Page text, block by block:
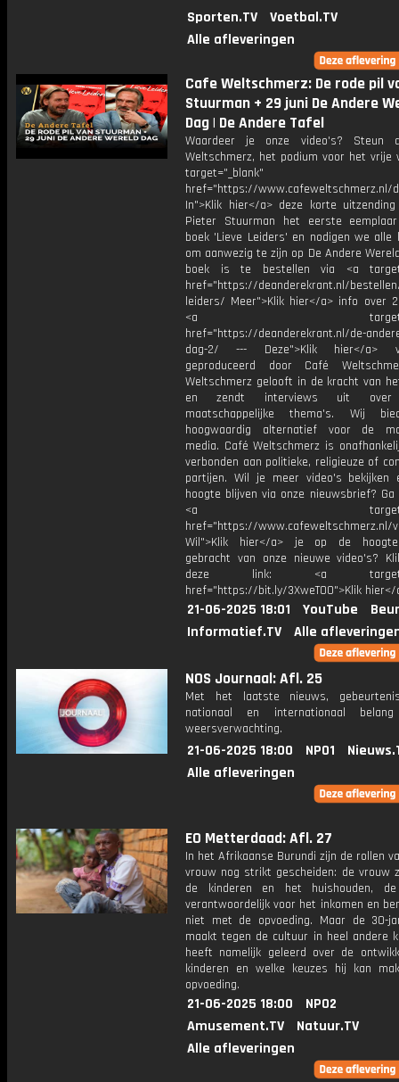
Sporten.TV
Voetbal.TV
Alle afleveringen
Cafe Weltschmerz: De rode pil
Stuurman + 29 juni De Andere
Dag | De Andere Tafel
Waardeer je onze video's? Steun
Weltschmerz, het podium voor het vrije
target="_blank"
href="https://www.cafeweltschmerz.nl/
In">Klik hier</a> deze korte
Pieter Stuurman het eerste
boek 'Lieve Leiders' en nodigen we alle
om aanwezig te zijn op De Andere
boek is te bestellen via <a
href="https://deanderekrant.nl/
leiders/ Meer">Klik hier</a> info over
<a
href="https://deanderekrant.nl/de-
dag-2/ --- Deze">Klik hier</a>
geproduceerd door Café
Weltschmerz gelooft in de kracht van
en zendt interviews uit over
maatschappelijke thema's. Wij
hoogwaardig alternatief voor de
media. Café Weltschmerz is
verbonden aan politieke, religieuze of
partijen. Wil je meer video's bekijken
hoogte blijven via onze nieuwsbrief? Ga
<a
href="https://www.cafeweltschmerz.nl/
Wil">Klik hier</a> je op de
gebracht van onze nieuwe video's?
deze link: <a
href="https://bit.ly/3XweTO0">Klik hier</
21-06-2025 18:01 YouTube
Informatief.TV
Alle
NOS Journaal: Afl. 25
Met het laatste nieuws,
nationaal en internationaal
weersverwachting.
21-06-2025 18:00 NPO1
Alle afleveringen
EO Metterdaad: Afl. 27
In het Afrikaanse Burundi zijn de rollen
vrouw nog strikt gescheiden: de vrouw
de kinderen en het huishouden,
verantwoordelijk voor het inkomen en
niet met de opvoeding. Maar de 30-
maakt tegen de cultuur in heel andere
heeft namelijk geleerd over de
kinderen en welke keuzes hij kan
opvoeding.
21-06-2025 18:00
NPO2
Amusement.TV
Natuur.TV
Alle afleveringen